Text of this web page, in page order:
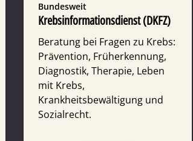
Bundesweit
Krebsinformations­dienst (DKFZ)
Beratung bei Fragen zu Krebs:
Prävention, Früherkennung,
Diagnostik, Therapie, Leben
mit Krebs,
Krankheitsbewältigung und
Sozialrecht.